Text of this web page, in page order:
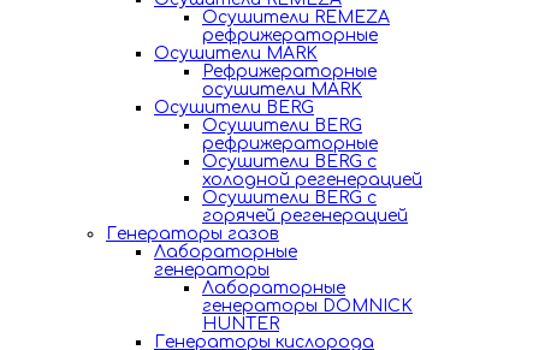
Осушители REMEZA
рефрижераторные
Осушители MARK
Рефрижераторные
осушители MARK
Осушители BERG
Осушители BERG
рефрижераторные
Осушители BERG с
холодной регенерацией
Осушители BERG с
горячей регенерацией
Генераторы газов
Лабораторные
генераторы
Лабораторные
генераторы DOMNICK
HUNTER
Генераторы кислорода